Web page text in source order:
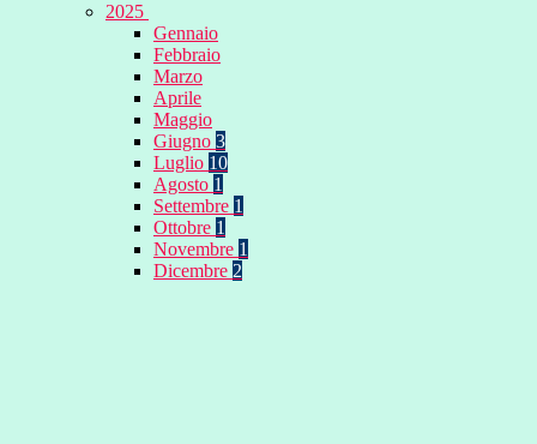
2025
Gennaio
Febbraio
Marzo
Aprile
Maggio
Giugno 3
Luglio 10
Agosto 1
Settembre 1
Ottobre 1
Novembre 1
Dicembre 2